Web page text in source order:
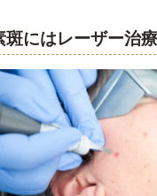
にはレーザー治療